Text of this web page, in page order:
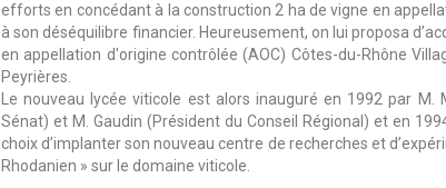
efforts en concédant à la construction 2 ha de vigne en
à son déséquilibre financier. Heureusement, on lui proposa
en appellation d'origine contrôlée (AOC) Côtes-du-Rhône
Peyrières.
Le nouveau lycée viticole est alors inauguré en 1992 par M.
Sénat) et M. Gaudin (Président du Conseil Régional) et en
choix d’implanter son nouveau centre de recherches et
Rhodanien » sur le domaine viticole.